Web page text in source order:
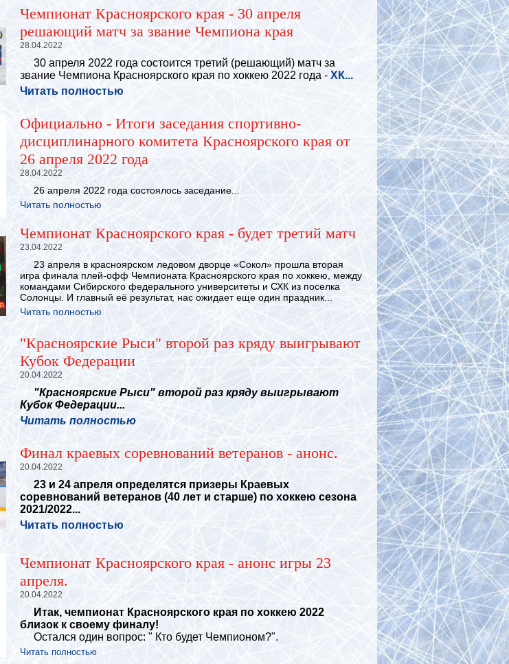
Чемпионат Красноярского края - 30 апреля
решающий матч за звание Чемпиона края
28.04.2022
30 апреля 2022 года состоится третий (решающий) матч за
звание Чемпиона Красноярского края по хоккею 2022 года - ХК...
Читать полностью
Официально - Итоги заседания спортивно-
дисциплинарного комитета Красноярского края от
26 апреля 2022 года
28.04.2022
26 апреля 2022 года состоялось заседание...
Читать полностью
Чемпионат Красноярского края - будет третий матч
23.04.2022
23 апреля в красноярском ледовом дворце «Сокол» прошла вторая
игра финала плей-офф Чемпионата Красноярского края по хоккею, между
командами Сибирского федерального университеты и СХК из поселка
Солонцы. И главный её результат, нас ожидает еще один праздник...
Читать полностью
"Красноярские Рыси" второй раз кряду выигрывают
Кубок Федерации
20.04.2022
"Красноярские Рыси" второй раз кряду выигрывают
Кубок Федерации...
Читать полностью
Финал краевых соревнований ветеранов - анонс.
20.04.2022
23 и 24 апреля определятся призеры Краевых
соревнований ветеранов (40 лет и старше) по хоккею сезона
2021/2022...
Читать полностью
Чемпионат Красноярского края - анонс игры 23
апреля.
20.04.2022
Итак, чемпионат Красноярского края по хоккею 2022
близок к своему финалу!
Остался один вопрос: " Кто будет Чемпионом?".
Читать полностью